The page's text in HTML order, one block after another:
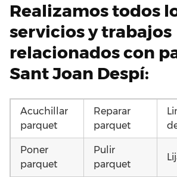
Realizamos todos
servicios y trabajos
relacionados con
Sant Joan Despí:
Acuchillar
parquet
Reparar
parquet
Poner
parquet
Pulir
parquet